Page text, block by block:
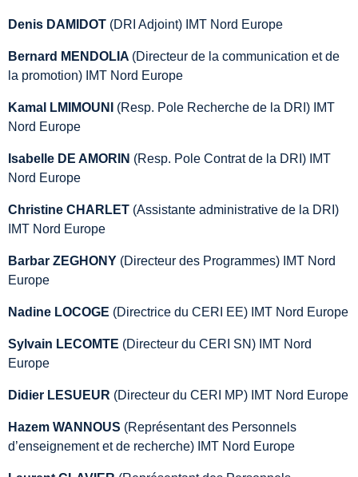
Denis DAMIDOT (DRI Adjoint) IMT Nord Europe
Bernard MENDOLIA (Directeur de la communication et de
la promotion) IMT Nord Europe
Kamal LMIMOUNI (Resp. Pole Recherche de la DRI) IMT
Nord Europe
Isabelle DE AMORIN (Resp. Pole Contrat de la DRI) IMT
Nord Europe
Christine CHARLET (Assistante administrative de la DRI)
IMT Nord Europe
Barbar ZEGHONY (Directeur des Programmes) IMT Nord
Europe
Nadine LOCOGE (Directrice du CERI EE) IMT Nord Europe
Sylvain LECOMTE (Directeur du CERI SN) IMT Nord
Europe
Didier LESUEUR (Directeur du CERI MP) IMT Nord Europe
Hazem WANNOUS (Représentant des Personnels
d’enseignement et de recherche) IMT Nord Europe